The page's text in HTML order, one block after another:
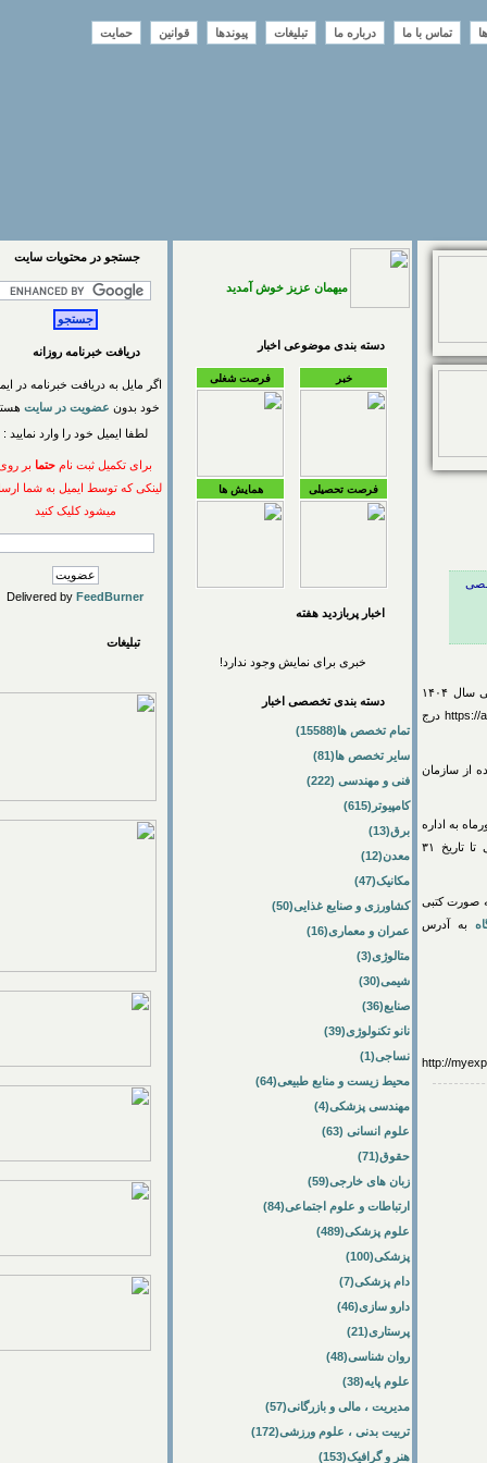
تماس با ما درباره ما تبلیغات پیوندها قوانین حمایت
به آدرس https://academics.ut.ac.ir/fa/news درج
سازمان
را تکمیل و حداکثر تا روز یکشنبه ۱۶ شهریورماه به اداره
تهران تحویل نمایند. بدیهی است درصورت عدم دانش آموختگی تا تاریخ ۳۱
به صورت کتبی
آدرس
http://
میهمان عزیز خوش آمدید
دسته بندی موضوعی اخبار
فرصت شغلی
فرصت تحصیلی همایش ها
اخبار پربازديد هفته
خبری برای نمایش وجود ندارد!
دسته بندی تخصصی اخبار
تمام تخصص ها(15588)
سایر تخصص ها(81)
فنی و مهندسی (222)
کامپیوتر(615)
برق(13)
معدن(12)
مکانیک(47)
کشاورزی و صنایع غذایی(50)
عمران و معماری(16)
متالوژی(3)
شیمی(30)
صنایع(36)
نانو تکنولوژی(39)
نساجی(1)
محیط زیست و منابع طبیعی(64)
مهندسی پزشکی(4)
علوم انسانی (63)
حقوق(71)
زبان های خارجی(59)
ارتباطات و علوم اجتماعی(84)
علوم پزشکی(489)
پزشکی(100)
دام پزشکی(7)
دارو سازی(46)
پرستاری(21)
روان شناسی(48)
علوم پایه(38)
مدیریت ، مالی و بازرگانی(57)
تربیت بدنی ، علوم ورزشی(172)
هنر و گرافیک(153)
جستجو در محتويات سايت
دریافت خبرنامه روزانه
اگر مایل به دریافت خبرنامه در ایمیل
خود بدونعضویت در سایتهستید
لطفا ایمیل خود را وارد نمایید :
برای تکمیل ثبت نام حتمابر روی
لینکی که توسط ایمیل به شما ارسال
میشود کلیک کنید
Delivered byFeedBurner
تبلیغات